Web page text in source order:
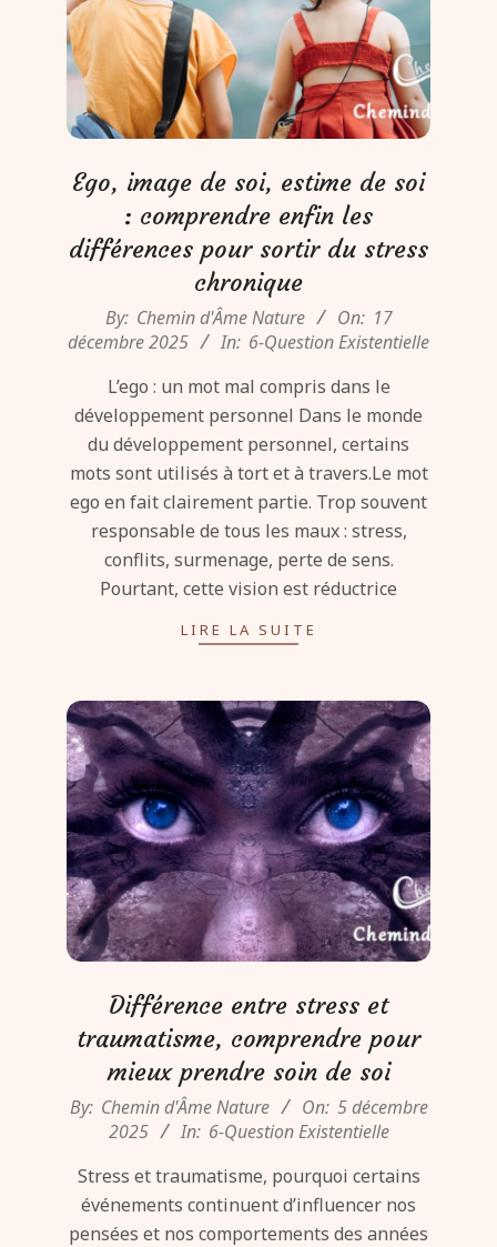
Ego, image de soi, estime de soi
: comprendre enfin les
différences pour sortir du stress
chronique
2025-
12-
By: Chemin d'Âme Nature On: 17
décembre 2025
In: 6-Question Existentielle
L’ego : un mot mal compris dans le
développement personnel Dans le monde
du développement personnel, certains
mots sont utilisés à tort et à travers.Le mot
ego en fait clairement partie. Trop souvent
responsable de tous les maux : stress,
conflits, surmenage, perte de sens.
Pourtant, cette vision est réductrice
LIRE LA SUITE
Différence entre stress et
traumatisme, comprendre pour
mieux prendre soin de soi
2025-
By: Chemin d'Âme Nature On: 5 décembre
2025
In: 6-Question Existentielle
Stress et traumatisme, pourquoi certains
événements continuent d’influencer nos
pensées et nos comportements des années